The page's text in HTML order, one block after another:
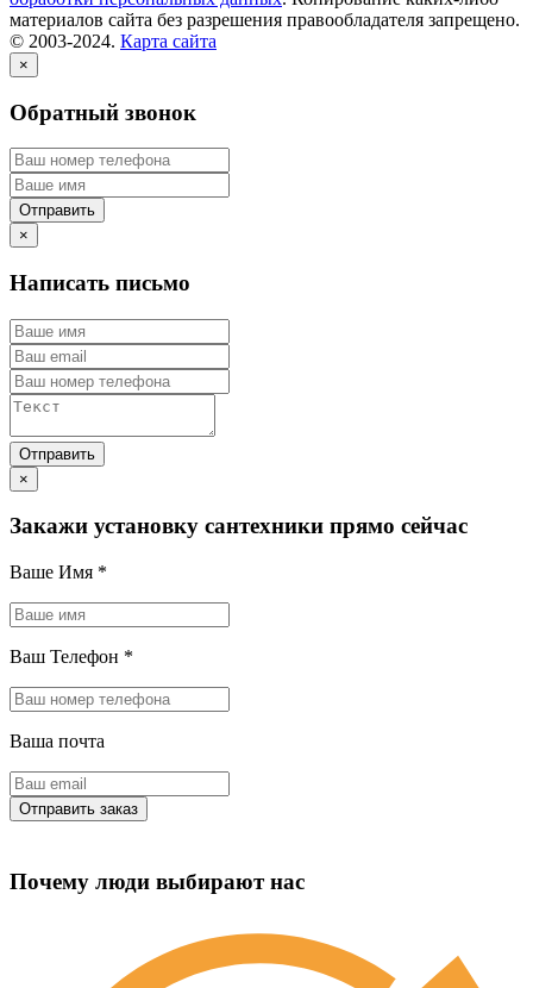
материалов сайта без разрешения правообладателя запрещено.
© 2003-2024. Карта сайта
×
Обратный звонок
×
Написать письмо
×
Закажи установку сантехники прямо сейчас
Ваше Имя *
Ваш Телефон *
Ваша почта
Почему люди выбирают нас